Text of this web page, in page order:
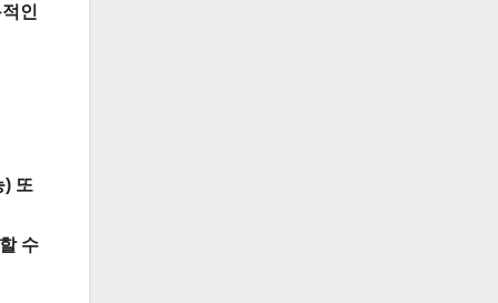
인
) 또
수